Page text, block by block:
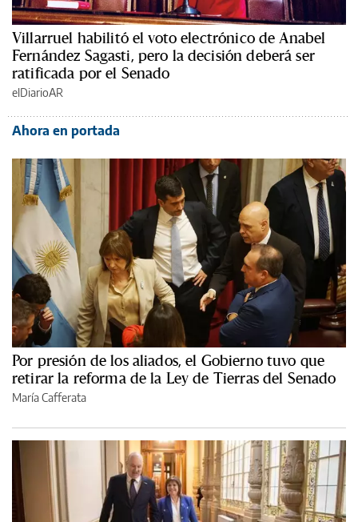
Villarruel habilitó el voto electrónico de Anabel
Fernández Sagasti, pero la decisión deberá ser
ratificada por el Senado
elDiarioAR
Ahora en portada
Por presión de los aliados, el Gobierno tuvo que
retirar la reforma de la Ley de Tierras del Senado
María Cafferata